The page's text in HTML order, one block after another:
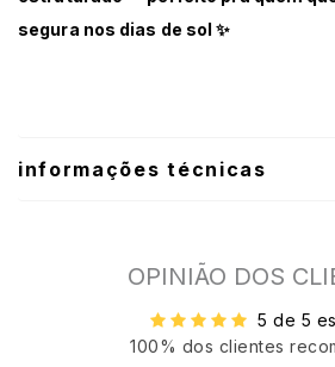
segura nos dias de sol ✨
informações técnicas
OPINIÃO DOS
5 de 5
100% dos clientes